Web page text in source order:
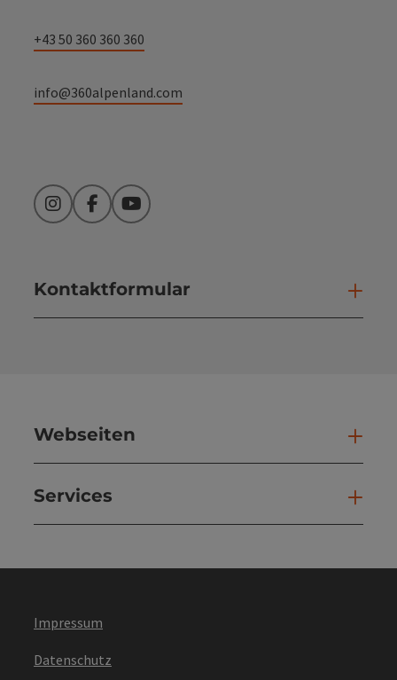
+43 50 360 360 360
info@360alpenland.com
InstagramFacebookYouTube
Kontaktformular
Webseiten
Services
Impressum
Datenschutz